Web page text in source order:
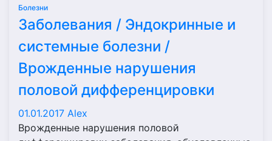
Болезни
Заболевания / Эндокринные и
системные болезни /
Врожденные нарушения
половой дифференцировки
01.01.2017 Alex
Врожденные нарушения половой